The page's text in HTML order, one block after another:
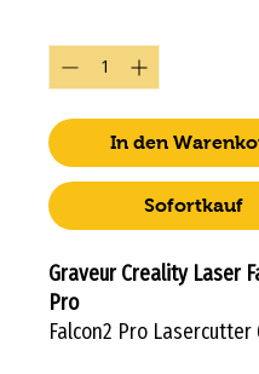
In den
Sofortkauf
Graveur Creality Laser
Pro
Falcon2 Pro Lasercutter